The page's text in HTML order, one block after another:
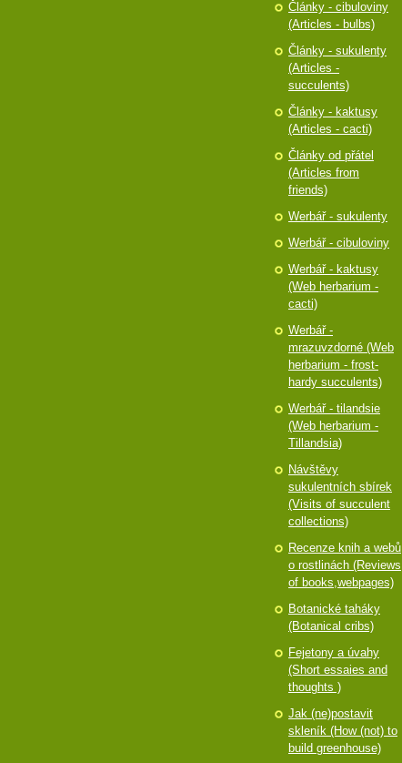
Články - cibuloviny
(Articles - bulbs)
Články - sukulenty
(Articles -
succulents)
Články - kaktusy
(Articles - cacti)
Články od přátel
(Articles from
friends)
Werbář - sukulenty
Werbář - cibuloviny
Werbář - kaktusy
(Web herbarium -
cacti)
Werbář -
mrazuvzdorné (Web
herbarium - frost-
hardy succulents)
Werbář - tilandsie
(Web herbarium -
Tillandsia)
Návštěvy
sukulentních sbírek
(Visits of succulent
collections)
Recenze knih a webů
o rostlinách (Reviews
of books,webpages)
Botanické taháky
(Botanical cribs)
Fejetony a úvahy
(Short essaies and
thoughts )
Jak (ne)postavit
skleník (How (not) to
build greenhouse)